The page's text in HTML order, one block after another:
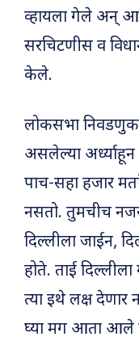
व्हायला गेले अन्
सरचिटणीस व
केले.
लोकसभा
असलेल्या
पाच-सहा हजार
नसतो. तुमचीच
दिल्लीला जाईन,
होते. ताई
त्या इथे लक्ष
घ्या मग आता आले